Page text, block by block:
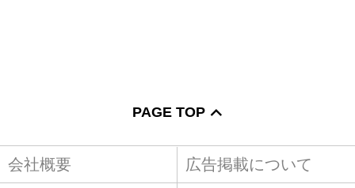
PAGE TOP
会社概要 広告掲載について